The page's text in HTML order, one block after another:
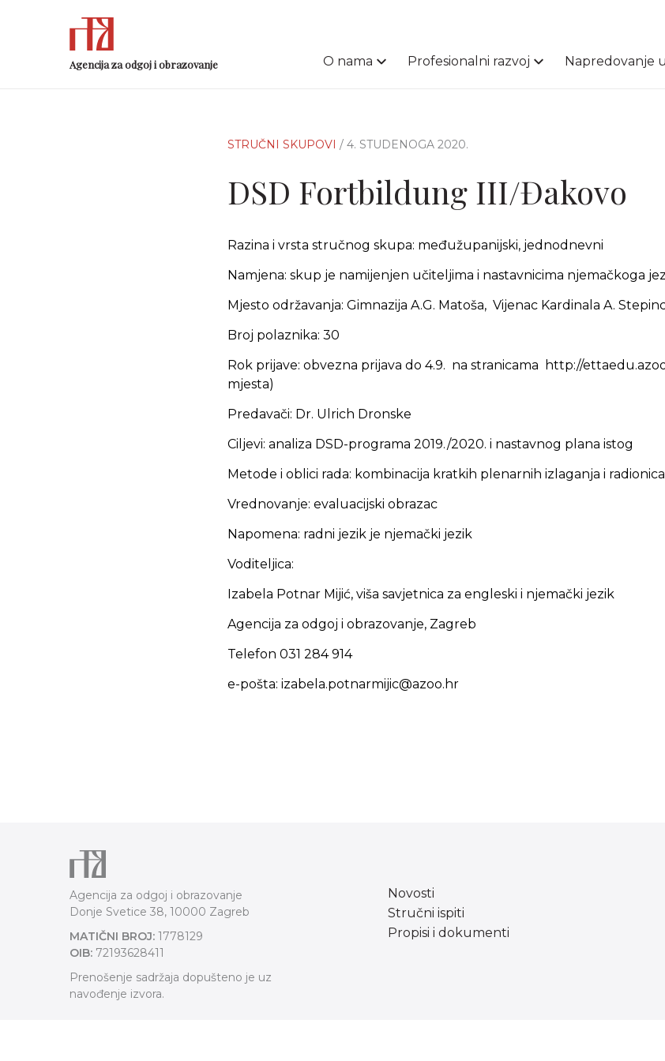
Agencija za odgoj i obrazovanje O nama Profesionalni razvoj Napredovanje
STRUČNI SKUPOVI / 4. STUDENOGA 2020.
DSD Fortbildung III/Đakovo
Razina i vrsta stručnog skupa: međužupanijski, jednodnevni
Namjena: skup je namijenjen učiteljima i nastavnicima njemačkoga
Mjesto održavanja: Gimnazija A.G. Matoša, Vijenac Kardinala A.
Broj polaznika: 30
Rok prijave: obvezna prijava do 4.9. na stranicama http://
mjesta)
Predavači: Dr. Ulrich Dronske
Ciljevi: analiza DSD-programa 2019./2020. i nastavnog plana istog
Metode i oblici rada: kombinacija kratkih plenarnih izlaganja i radionica
Vrednovanje: evaluacijski obrazac
Napomena: radni jezik je njemački jezik
Voditeljica:
Izabela Potnar Mijić, viša savjetnica za engleski i njemački jezik
Agencija za odgoj i obrazovanje, Zagreb
Telefon 031 284 914
e-pošta: izabela.potnarmijic@azoo.hr
Agencija za odgoj i obrazovanje
Donje Svetice 38, 10000 Zagreb
MATIČNI BROJ: 1778129
OIB: 72193628411
Prenošenje sadržaja dopušteno je uz
navođenje izvora.
Novosti
Stručni ispiti
Propisi i dokumenti